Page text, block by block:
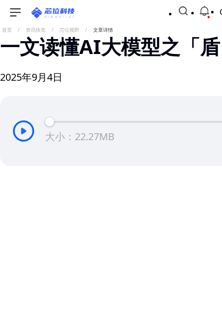
首页 / 资讯快览 / 芯位视野 / 文章详情
一文读懂AI大模型之「
2025年9月4日
大小：22.27MB